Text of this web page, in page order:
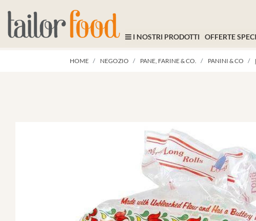
I NOSTRI PRODOTTI OFFERTE
HOME NEGOZIO PANE, FARINE & CO. PANINI & CO